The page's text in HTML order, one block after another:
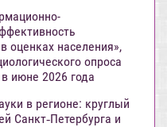
оценках населения»,
опроса
июне 2026 года
в регионе: круглый
Санкт‑Петербурга и